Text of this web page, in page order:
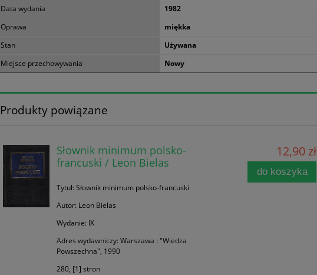
Data wydania
1982
Oprawa
miękka
Stan
Używana
Miejsce przechowywania
Nowy
Produkty powiązane
Słownik minimum polsko-
francuski / Leon Bielas
Tytuł: Słownik minimum polsko-francuski
Autor: Leon Bielas
Wydanie: IX
Adres wydawniczy: Warszawa : "Wiedza
Powszechna", 1990
280, [1] stron
12,90 zł
do koszyka